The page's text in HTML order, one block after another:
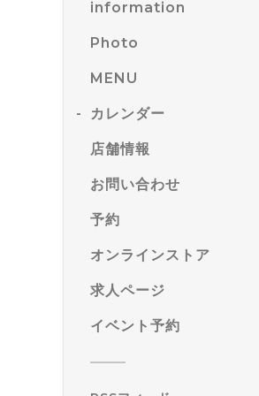
information
Photo
MENU
カレンダー
店舗情報
お問い合わせ
予約
オンラインストア
求人ページ
イベント予約